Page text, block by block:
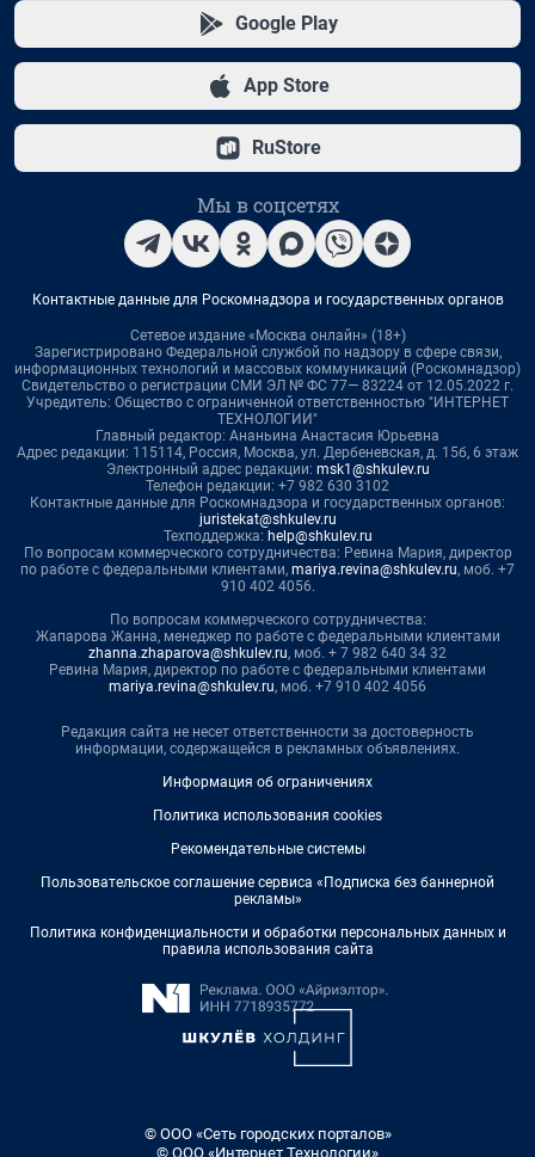
Google Play
App Store
RuStore
Мы в соцсетях
Контактные данные для Роскомнадзора и государственных органов
Сетевое издание «Москва онлайн» (18+)
Зарегистрировано Федеральной службой по надзору в сфере связи,
информационных технологий и массовых коммуникаций (Роскомнадзор)
Свидетельство о регистрации СМИ ЭЛ № ФС 77— 83224 от 12.05.2022 г.
Учредитель: Общество с ограниченной ответственностью "ИНТЕРНЕТ
ТЕХНОЛОГИИ"
Главный редактор: Ананьина Анастасия Юрьевна
Адрес редакции: 115114, Россия, Москва, ул. Дербеневская, д. 15б, 6 этаж
Электронный адрес редакции: msk1@shkulev.ru
Телефон редакции: +7 982 630 3102
Контактные данные для Роскомнадзора и государственных органов:
juristekat@shkulev.ru
Техподдержка: help@shkulev.ru
По вопросам коммерческого сотрудничества: Ревина Мария, директор
по работе с федеральными клиентами, mariya.revina@shkulev.ru, моб. +7
910 402 4056.
По вопросам коммерческого сотрудничества:
Жапарова Жанна, менеджер по работе с федеральными клиентами
zhanna.zhaparova@shkulev.ru, моб. + 7 982 640 34 32
Ревина Мария, директор по работе с федеральными клиентами
mariya.revina@shkulev.ru, моб. +7 910 402 4056
Редакция сайта не несет ответственности за достоверность
информации, содержащейся в рекламных объявлениях.
Информация об ограничениях
Политика использования cookies
Рекомендательные системы
Пользовательское соглашение сервиса «Подписка без баннерной
рекламы»
Политика конфиденциальности и обработки персональных данных и
правила использования сайта
© ООО «Сеть городских порталов»
© ООО «Интернет Технологии»